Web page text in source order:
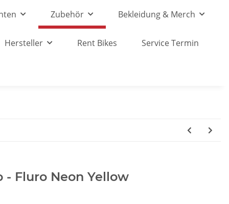
Zubehör Bekleidung & Merch
Hersteller Rent Bikes Service Termin
- Fluro Neon Yellow